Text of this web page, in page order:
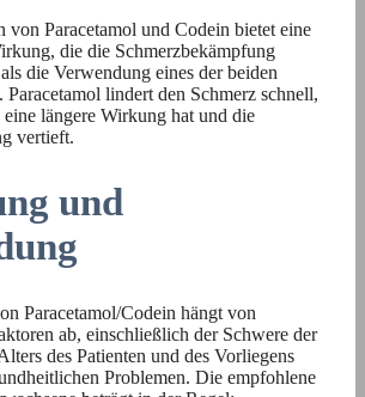
Paracetamol und Codein bietet eine
die die Schmerzbekämpfung
die Verwendung eines der beiden
lindert den Schmerz schnell,
längere Wirkung hat und die
vertieft.
und
Paracetamol/Codein hängt von
ab, einschließlich der Schwere der
des Patienten und des Vorliegens
Problemen. Die empfohlene